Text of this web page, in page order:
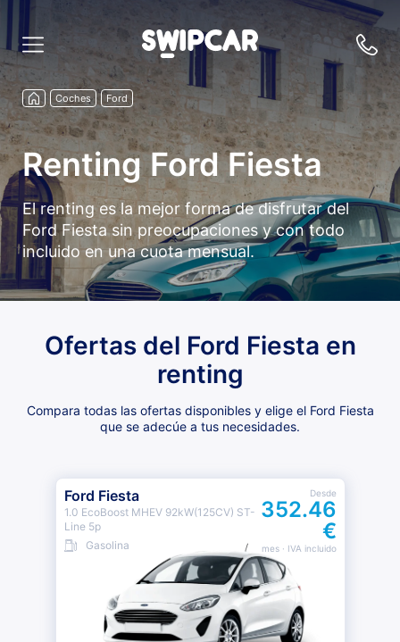
Coches Ford
Renting Ford Fiesta
El renting es la mejor forma de disfrutar del
Ford Fiesta sin preocupaciones y con todo
incluido en una cuota mensual.
Ofertas del Ford Fiesta en
renting
Compara todas las ofertas disponibles y elige el Ford Fiesta
que se adecúe a tus necesidades.
Ford Fiesta
1.0 EcoBoost MHEV 92kW(125CV) ST-
Line 5p
Gasolina
Desde
352.46
€
mes· IVA incluido